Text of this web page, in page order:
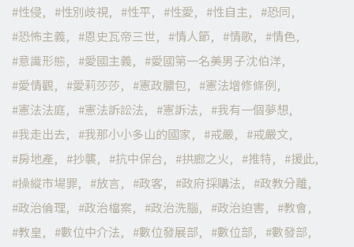
性侵
性別歧視 性平 性愛 性自主
恐同
恐怖主義
恩史瓦帝三世 情人節 情歌
情色
意識形態
愛國主義
愛國第一名美男子沈伯洋
愛情觀
愛莉莎莎 憲政膿包
憲法增修條例
憲法法庭
憲法訴訟法 憲訴法
我有一個夢想
我走出去
我那小小多山的國家 戒嚴
戒嚴文
房地產
抄襲 抗中保台 拱廊之火 推特
援此
操縱市場罪
放言 政客 政府採購法
政教分離
政治倫理
政治檔案 政治洗腦 政治迫害
教會
教皇
數位中介法 數位發展部 數位部
數發部